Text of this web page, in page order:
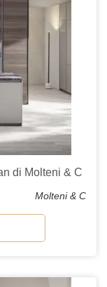
di Molteni & C
Molteni & C